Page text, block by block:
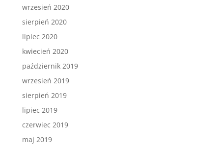
wrzesień 2020
sierpień 2020
lipiec 2020
kwiecień 2020
październik 2019
wrzesień 2019
sierpień 2019
lipiec 2019
czerwiec 2019
maj 2019